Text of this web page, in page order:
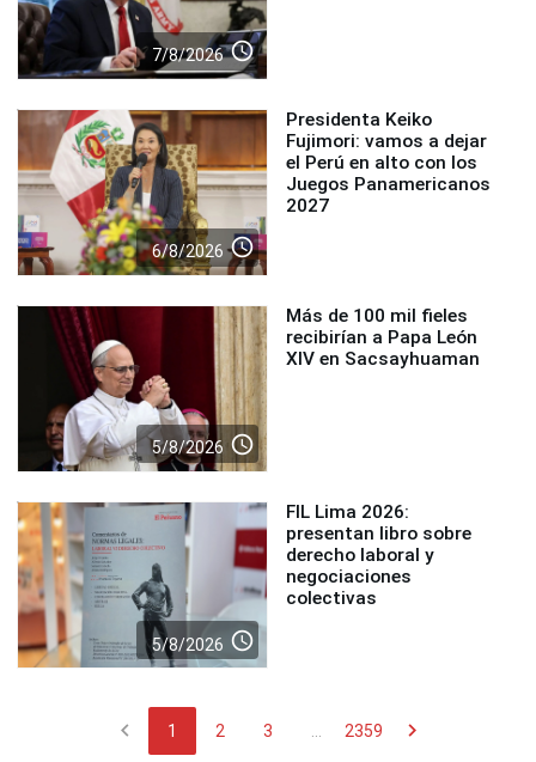
7/8/2026 access_time
6/8/2026 access_time
Presidenta Keiko
Fujimori: vamos a dejar
el Perú en alto con los
Juegos Panamericanos
2027
5/8/2026 access_time
Más de 100 mil fieles
recibirían a Papa León
XIV en Sacsayhuaman
5/8/2026 access_time
FIL Lima 2026:
presentan libro sobre
derecho laboral y
negociaciones
colectivas
chevron_left 1 2 3 ... 2359 chevron_right